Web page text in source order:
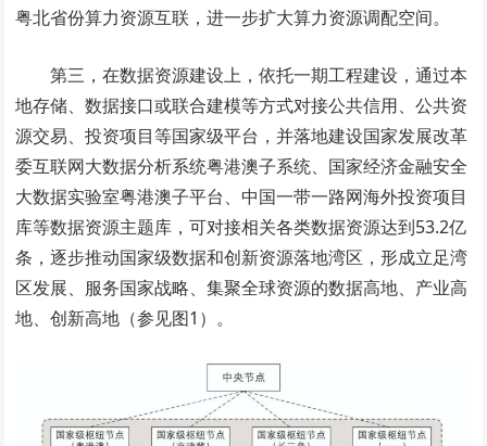
粤北省份算力资源互联，进一步扩大算力资源调配空间。
第三，在数据资源建设上，依托一期工程建设，通过本
地存储、数据接口或联合建模等方式对接公共信用、公共资
源交易、投资项目等国家级平台，并落地建设国家发展改革
委互联网大数据分析系统粤港澳子系统、国家经济金融安全
大数据实验室粤港澳子平台、中国一带一路网海外投资项目
库等数据资源主题库，可对接相关各类数据资源达到53.2亿
条，逐步推动国家级数据和创新资源落地湾区，形成立足湾
区发展、服务国家战略、集聚全球资源的数据高地、产业高
地、创新高地（参见图1）。